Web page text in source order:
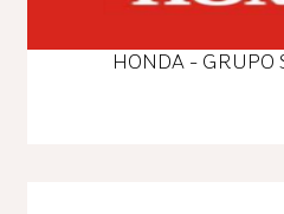
HONDA - GRUPO